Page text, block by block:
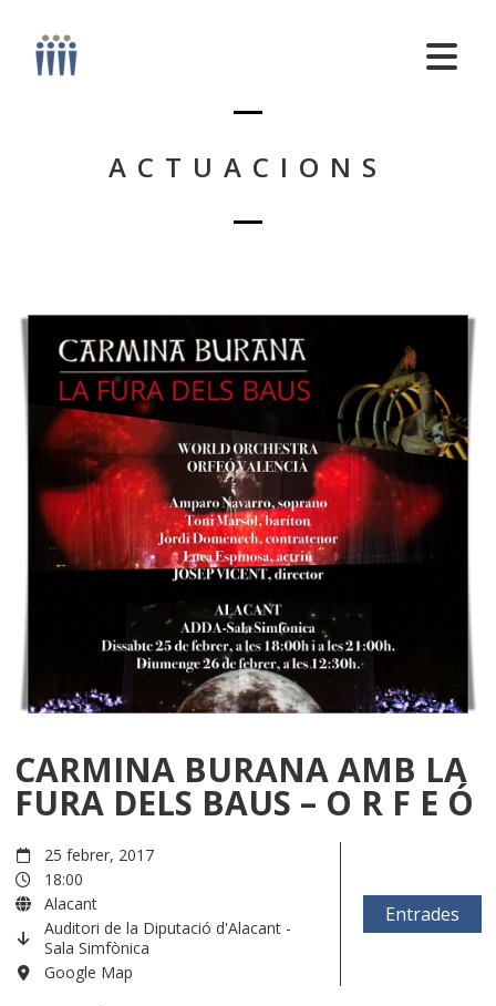
ACTUACIONS
CARMINA BURANA AMB LA
FURA DELS BAUS – O R F E Ó
25 febrer, 2017
18:00
Alacant
Auditori de la Diputació d'Alacant -
Sala Simfònica
Google Map
Entrades